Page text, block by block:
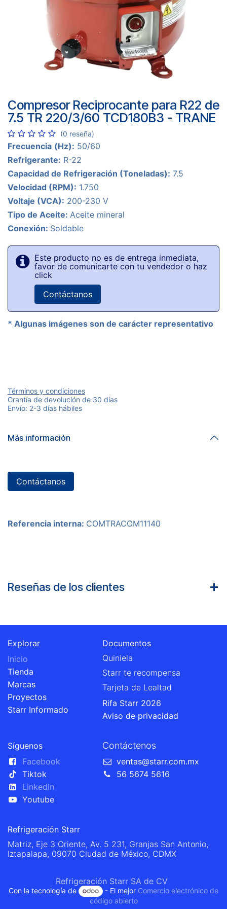
Compresor Reciprocante para R22 de
7.5 TR 220/3/60 TCD180B3 - TRANE
(0 reseña)
Frecuencia (Hz): 50/60
Refrigerante: R-22
Capacidad de Refrigeración (Toneladas): 7.5
Velocidad (RPM): 1.750
Voltaje (VCA): 200-230 V
Tipo de Aceite: Aceite mineral
Conexión: Soldable
Este producto no es de entrega inmediata,
favor de comunicarte con tu vendedor o haz
click
Contáctanos
* Algunas imágenes son de carácter representativo
Términos y condiciones
Grantía de devolución de 30 días
Envío: 2-3 días hábiles
Más información
Contáctanos
Referencia interna: COMTRACOM11140
Reseñas de los clientes
Explorar
Inicio
Tienda
Marcas
Proyectos
Starr Informado
Documentos
Quiniela
Starr te recompensa
Tarjeta de Lealtad
Rifa Starr 2026
Aviso de privacidad
Síguenos
Facebook
Tiktok
LinkedIn
Youtube
Contáctenos
ventas@starr.com.mx
56 5674 5616
Refrigeración Starr
Matriz, Eje 3 Oriente, Av. 5 231, Granjas San Antonio,
Iztapalapa, 09070 Ciudad de México, CDMX
Refrigeración Starr SA de CV
Con la tecnología de - El mejor Comercio electrónico de
código abierto